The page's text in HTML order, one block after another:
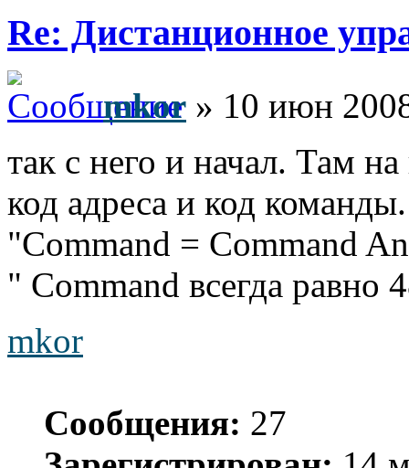
Re: Дистанционное
mkor » 10 июн
так с него и начал. Там
код адреса и код
"Command = Command
" Command всегда равно
mkor
Сообщения: 27